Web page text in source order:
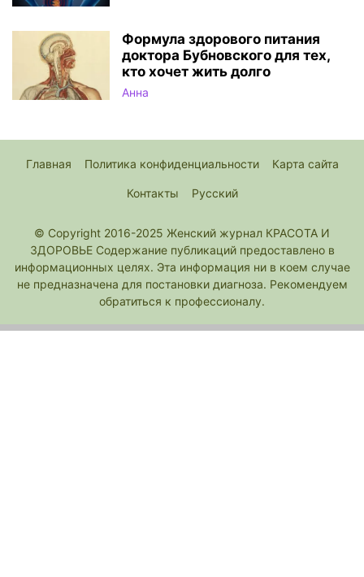
Формула здорового питания
доктора Бубновского для тех,
кто хочет жить долго
Анна
Главная Политика конфиденциальности Карта сайта
Контакты Русский
© Copyright 2016-2025 Женский журнал КРАСОТА И
ЗДОРОВЬЕ Содержание публикаций предоставлено в
информационных целях. Эта информация ни в коем случае
не предназначена для постановки диагноза. Рекомендуем
обратиться к профессионалу.